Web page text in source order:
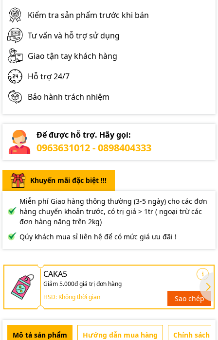
Kiểm tra sản phẩm trước khi bán
Tư vấn và hỗ trợ sử dụng
Giao tận tay khách hàng
Hỗ trợ 24/7
Bảo hành trách nhiệm
Để được hỗ trợ. Hãy gọi:
0963631012 - 0898404333
Khuyến mãi đặc biệt !!!
Miễn phí Giao hàng thông thường (3-5 ngày) cho các đơn
hàng chuyển khoản trước, có trị giá > 1tr ( ngoại trừ các
đơn hàng nặng trên 2kg)
Qúy khách mua sỉ liên hệ để có mức giá ưu đãi !
CAKA5
Giảm 5.000đ giá trị đơn hàng
HSD: Không thời gian
Sao chép
Mô tả sản phẩm Hướng dẫn mua hàng Chính sách